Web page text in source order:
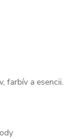
farbív a esencii.